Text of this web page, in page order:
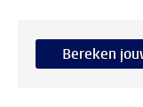
Bereken